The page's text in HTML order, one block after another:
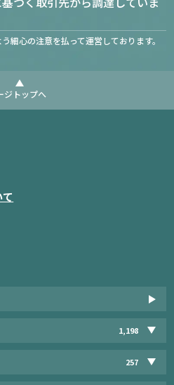
細心の注意を払って運営しております。
ジトップへ
1,198
257